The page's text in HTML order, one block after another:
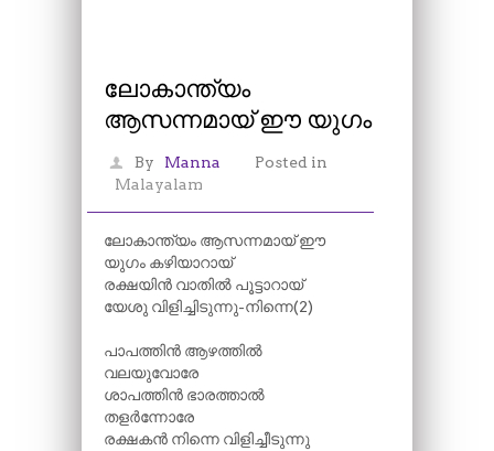
ലോകാന്ത്യം
ആസന്നമായ് ഈ യുഗം
By Manna
Posted in
Malayalam
ലോകാന്ത്യം ആസന്നമായ് ഈ
യുഗം കഴിയാറായ്
രക്ഷയിൻ വാതിൽ പൂട്ടാറായ്
യേശു വിളിച്ചിടുന്നു-നിന്നെ(2)
പാപത്തിൻ ആഴത്തിൽ
വലയുവോരേ
ശാപത്തിൻ ഭാരത്താൽ
തളർന്നോരേ
രക്ഷകൻ നിന്നെ വിളിച്ചീടുന്നു